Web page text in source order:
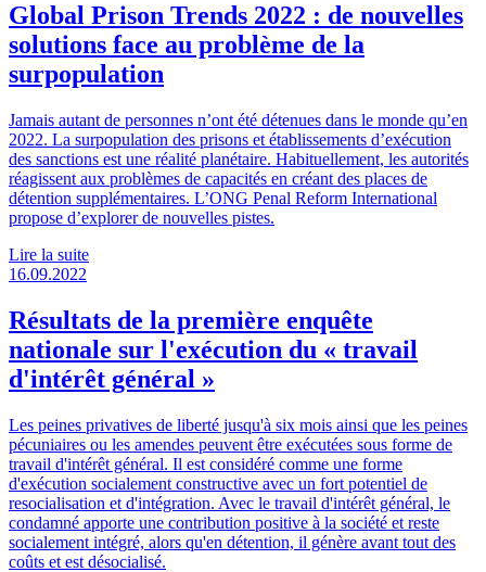
Global Prison Trends 2022 : de nouvelles
solutions face au problème de la
surpopulation
Jamais autant de personnes n’ont été détenues dans le monde qu’en
2022. La surpopulation des prisons et établissements d’exécution
des sanctions est une réalité planétaire. Habituellement, les autorités
réagissent aux problèmes de capacités en créant des places de
détention supplémentaires. L’ONG Penal Reform International
propose d’explorer de nouvelles pistes.
Lire la suite
16.09.2022
Résultats de la première enquête
nationale sur l'exécution du « travail
d'intérêt général »
Les peines privatives de liberté jusqu'à six mois ainsi que les peines
pécuniaires ou les amendes peuvent être exécutées sous forme de
travail d'intérêt général. Il est considéré comme une forme
d'exécution socialement constructive avec un fort potentiel de
resocialisation et d'intégration. Avec le travail d'intérêt général, le
condamné apporte une contribution positive à la société et reste
socialement intégré, alors qu'en détention, il génère avant tout des
coûts et est désocialisé.